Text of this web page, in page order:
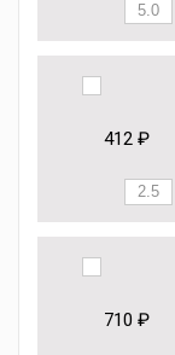
412 ₽
710 ₽